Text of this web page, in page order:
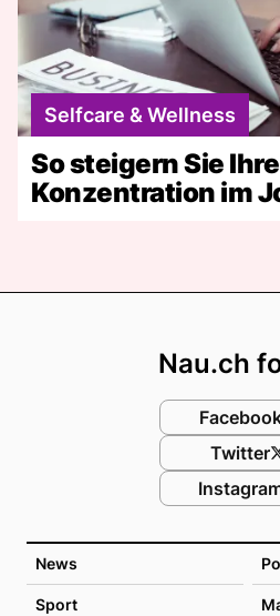
Selfcare & Wellness
So steigern Sie Ihre
Konzentration im
News
Sport
Nau.ch
Twitter